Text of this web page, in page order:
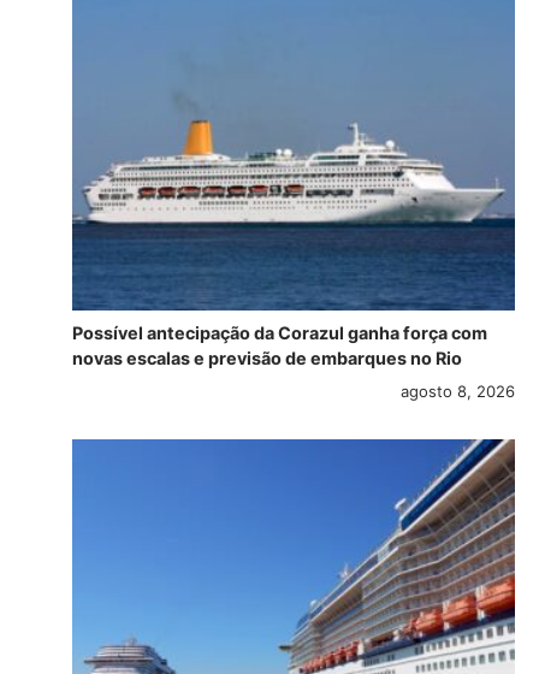
Possível antecipação da Corazul ganha força com
novas escalas e previsão de embarques no Rio
agosto 8, 2026